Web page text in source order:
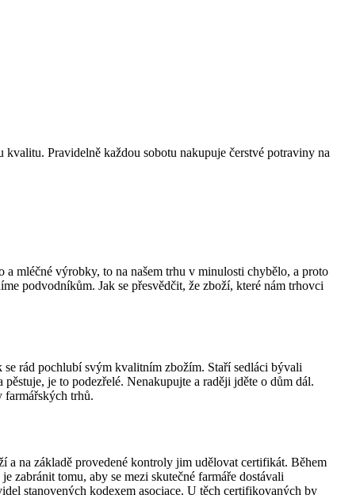
Pravidelně každou sobotu nakupuje čerstvé potraviny na
mléčné výrobky, to na našem trhu v minulosti chybělo, a proto
podvodníkům. Jak se přesvědčit, že zboží, které nám trhovci
se rád pochlubí svým kvalitním zbožím. Staří sedláci bývali
je to podezřelé. Nenakupujte a raději jděte o dům dál.
farmářských trhů.
a na základě provedené kontroly jim udělovat certifikát. Během
zabránit tomu, aby se mezi skutečné farmáře dostávali
stanovených kodexem asociace. U těch certifikovaných by